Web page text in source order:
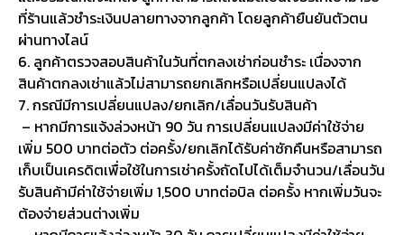
ที่ร้านแล้วชำระเงินปลายทางจากลูกค้า โดยลูกค้ายืนยันตัวตน
ผ่านทางไลน์
6. ลูกค้าตรวจสอบสินค้าในวันที่ตกลงเช่าก่อนชำระ เนื่องจาก
สินค้าตกลงเช่าแล้วไม่สามารถยกเลิกหรือเปลี่ยนแปลงได้
7. กรณีมีการเปลี่ยนแปลง/ยกเลิก/เลื่อนวันรับสินค้า
– หากมีการแจ้งล่วงหน้า 90 วัน การเปลี่ยนแปลงมีค่าใช้จ่าย
เพิ่ม 500 บาทต่อตัว ต่อครั้ง/ยกเลิกได้รับค่าซักคืนหรือสามารถ
เก็บเป็นเครดิตเพื่อใช้ในการเช่าครั้งถัดไปได้เต็มจำนวน/เลื่อนวัน
รับสินค้ามีค่าใช้จ่ายเพิ่ม 1,500 บาทต่อบิล ต่อครั้ง หากเพิ่มวันจะ
ต้องจ่ายส่วนต่างเพิ่ม